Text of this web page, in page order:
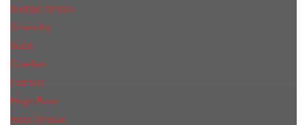
Giorgio Armani
Givenchy
Gucci
Guerlain
Hermes
Hugo Boss
Issey Miyake